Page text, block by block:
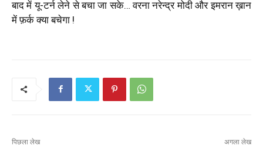
बाद में यू-टर्न लेने से बचा जा सके… वरना नरेन्द्र मोदी और इमरान ख़ान
में फ़र्क क्या बचेगा !
पिछला लेख अगला लेख